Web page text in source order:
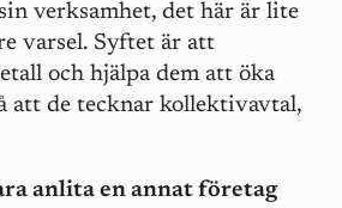
verksamhet, det här är lite
varsel. Syftet är att
och hjälpa dem att öka
att de tecknar kollektivavtal,
anlita en annat företag